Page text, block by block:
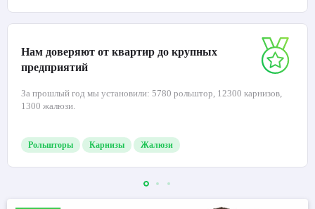
Нам доверяют от квартир до крупных
предприятий
За прошлый год мы установили: 5780 рольштор, 12300 карнизов,
1300 жалюзи.
Рольшторы Карнизы Жалюзи